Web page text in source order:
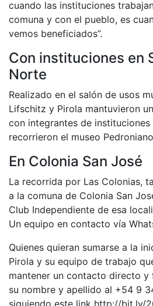
cuando las instituciones
comuna y con el pueblo, es
vemos beneficiados”.
Con instituciones en
Norte
Realizado en el salón de usos
Lifschitz y Pirola mantuvieron
con integrantes de
recorrieron el museo
En Colonia San José
La recorrida por Las Colonias,
a la comuna de Colonia San
Club Independiente de esa
Un equipo en contacto vía
Quienes quieran sumarse a la
Pirola y su equipo de trabajo
mantener un contacto directo y
su nombre y apellido al +54 9
siguiendo este link http://bit.ly/